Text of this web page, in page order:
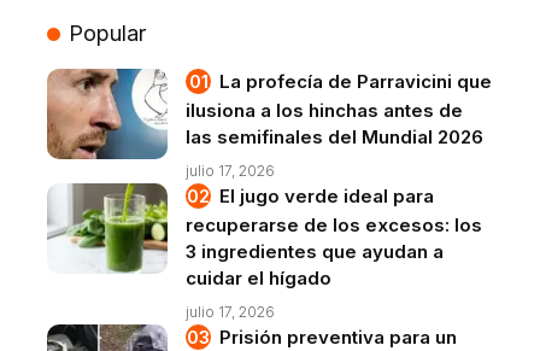
Popular
La profecía de Parravicini que
ilusiona a los hinchas antes de
las semifinales del Mundial 2026
julio 17, 2026
El jugo verde ideal para
recuperarse de los excesos: los
3 ingredientes que ayudan a
cuidar el hígado
julio 17, 2026
Prisión preventiva para un